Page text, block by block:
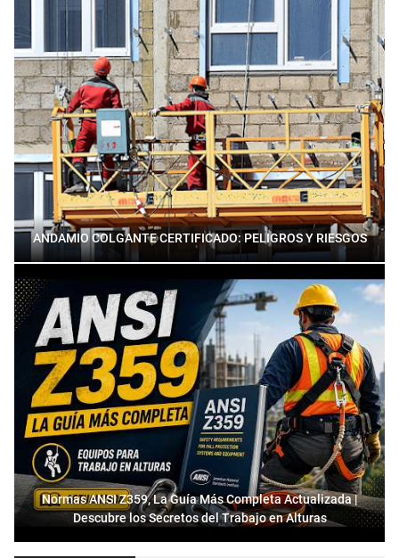
ANDAMIO COLGANTE CERTIFICADO: PELIGROS Y RIESGOS
Normas ANSI Z359, La Guía Más Completa Actualizada |
Descubre los Secretos del Trabajo en Alturas